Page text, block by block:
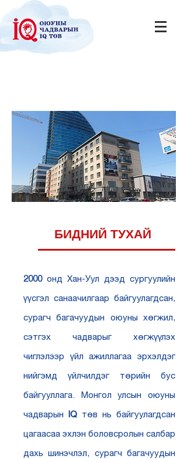
БИДНИЙ ТУХАЙ
2000 онд Хан-Уул дээд сургуулийн
үүсгэл санаачилгаар байгуулагдсан,
сурагч багачуудын оюуны хөгжил,
сэтгэх чадварыг хөгжүүлэх
чиглэлээр үйл ажиллагаа эрхэлдэг
нийгэмд үйлчилдэг төрийн бус
байгууллага. Монгол улсын оюуны
чадварын IQ төв нь байгуулагдсан
цагаасаа эхлэн боловсролын салбар
дахь шинэчлэл, сурагч багачуудын